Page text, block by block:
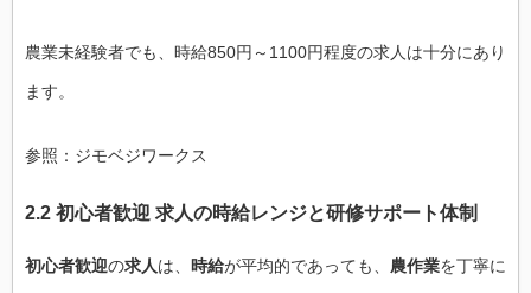
農業未経験者でも、時給850円～1100円程度の求人は十分にあり
ます。
参照：ジモベジワークス
2.2 初心者歓迎 求人の時給レンジと研修サポート体制
初心者歓迎の求人は、 時給が平均的であっても、 農作業を丁寧に